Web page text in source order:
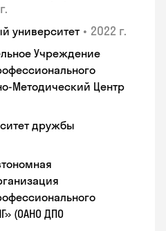
университет • 2022 г.
Учреждение
Методический Центр
дружбы
(ОАНО ДПО